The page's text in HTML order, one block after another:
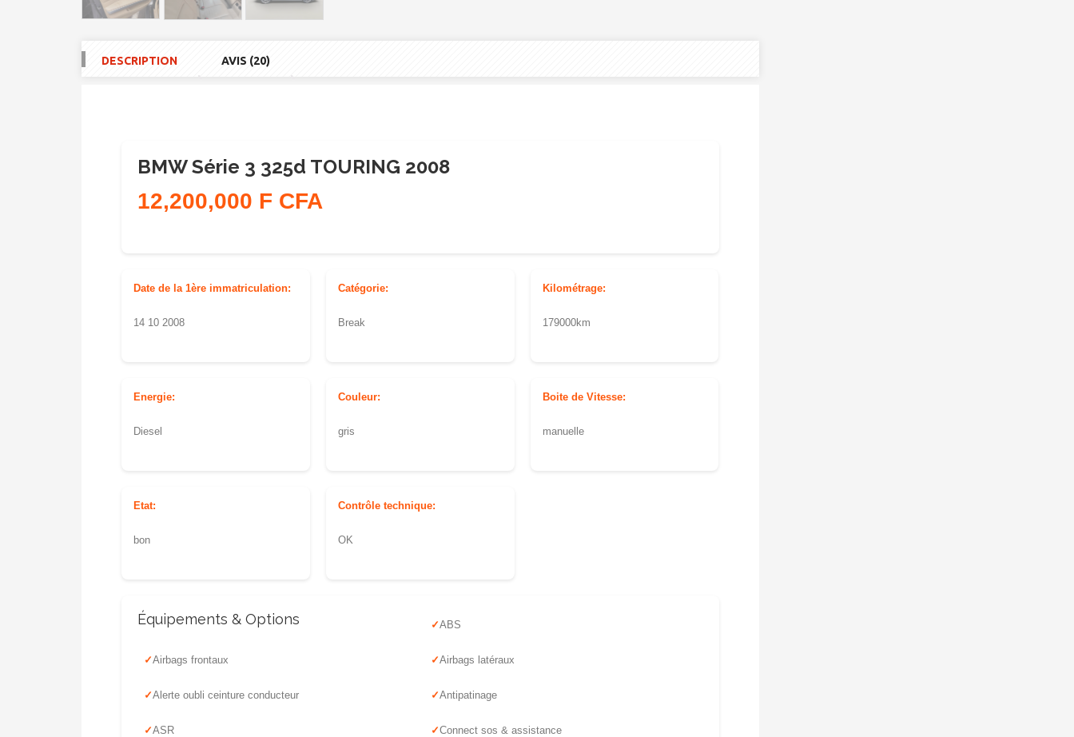
DESCRIPTION AVIS (20)
BMW Série 3 325d TOURING 2008
12,200,000 F CFA
Date de la 1ère immatriculation:
14 10 2008
Catégorie:
Break
Kilométrage:
179000km
Energie:
Diesel
Couleur:
gris
Boite de Vitesse:
manuelle
Etat:
bon
Contrôle technique:
OK
Équipements & Options ABS
Airbags frontaux Airbags latéraux
Alerte oubli ceinture conducteur Antipatinage
ASR Connect sos & assistance